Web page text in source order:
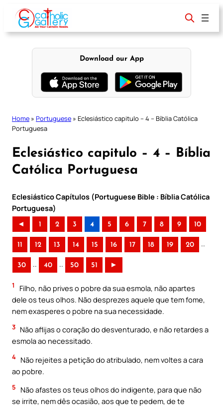
content
Download our App
Home » Portuguese » Eclesiástico capitulo – 4 – Bíblia Católica
Portuguesa
Eclesiástico capitulo – 4 – Bíblia
Católica Portuguesa
Eclesiástico Capítulos (Portuguese Bible : Bíblia Católica
Portuguesa)
◄ 1 2 3 4 5 6 7 8 9 10
11 12 13 14 15 16 17 18 19 20 ..
30 .. 40 .. 50 51 ►
1
Filho, não prives o pobre da sua esmola, não apartes
dele os teus olhos. Não desprezes aquele que tem fome,
nem exasperes o pobre na sua necessidade.
3 Não aflijas o coração do desventurado, e não retardes a
esmola ao necessitado.
4 Não rejeites a petição do atribulado, nem voltes a cara
ao pobre.
5
Não afastes os teus olhos do indigente, para que não
se irrite, nem dês ocasião, aos que te pedem, de te